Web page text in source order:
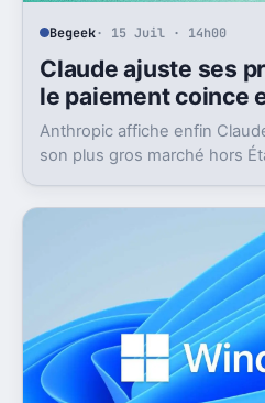
Begeek· 15 Juil · 14h00
Claude ajuste ses
le paiement coince
Anthropic affiche enfin
son plus gros marché hors
abonnements.